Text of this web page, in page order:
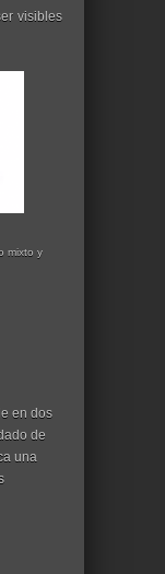
visibles
mixto y
en dos
de
una